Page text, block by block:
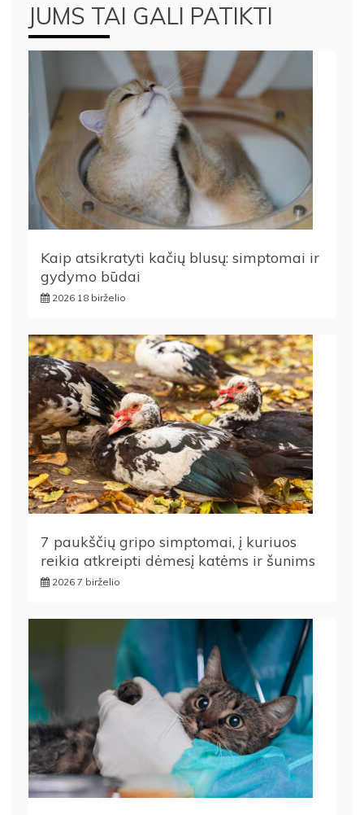
JUMS TAI GALI PATIKTI
Kaip atsikratyti kačių blusų: simptomai ir
gydymo būdai
2026 18 birželio
7 paukščių gripo simptomai, į kuriuos
reikia atkreipti dėmesį katėms ir šunims
2026 7 birželio